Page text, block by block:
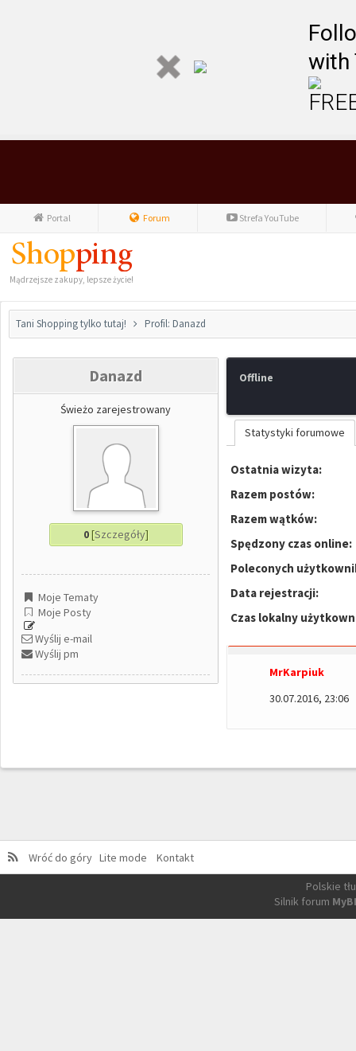
with
Portal Forum Strefa YouTube
Mądrzejsze zakupy, lepsze życie!
Tani Shopping tylko tutaj! Profil: Danazd
Danazd
Świeżo zarejestrowany
0[Szczegóły]
Moje Tematy
Moje Posty
Wyślij e-mail
Wyślij pm
Offline
Statystyki forumowe
Ostatnia wizyta:
Razem postów:
Razem wątków:
Spędzony czas online:
Poleconych
Data rejestracji:
Czas lokalny
MrKarpiuk
30.07.2016, 23:06
Wróć do góry Lite mode
Kontakt
Polskie
Silnik forum